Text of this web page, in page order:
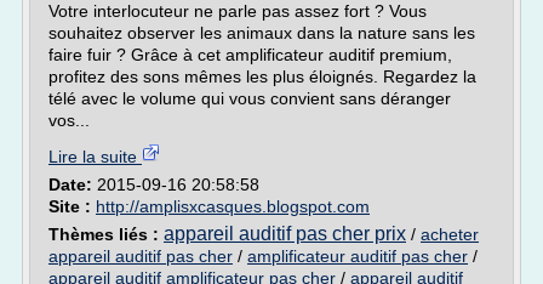
Votre interlocuteur ne parle pas assez fort ? Vous
souhaitez observer les animaux dans la nature sans les
faire fuir ? Grâce à cet amplificateur auditif premium,
profitez des sons mêmes les plus éloignés. Regardez la
télé avec le volume qui vous convient sans déranger
vos...
Lire la suite
Date: 2015-09-16 20:58:58
Site : http://amplisxcasques.blogspot.com
Thèmes liés : appareil auditif pas cher prix / acheter
appareil auditif pas cher / amplificateur auditif pas cher /
appareil auditif amplificateur pas cher / appareil auditif